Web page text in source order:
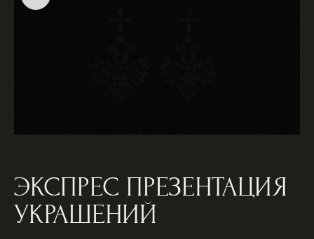
ЭКСПРЕС ПРЕЗЕНТАЦИЯ
УКРАШЕНИЙ